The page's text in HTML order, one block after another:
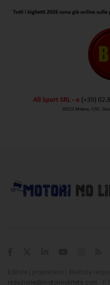
redazione@motorinolimits.com